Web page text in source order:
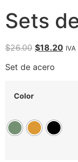
Sets
$26.00 $18.20
Set de acero
Color